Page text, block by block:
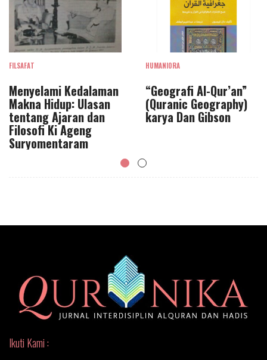
FILSAFAT
Menyelami Kedalaman
Makna Hidup: Ulasan
tentang Ajaran dan
Filosofi Ki Ageng
Suryomentaram
HUMANIORA
“Geografi Al-Qur’an”
(Quranic Geography)
karya Dan Gibson
Ikuti Kami :